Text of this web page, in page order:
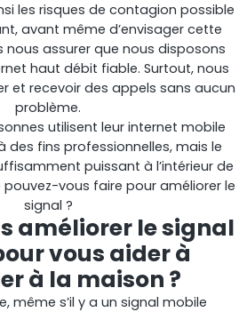
OS6
à opérateur unique
StellaPlanner
les risques de contagion possible
avant même d’envisager cette
nous assurer que nous disposons
haut débit fiable. Surtout, nous
et recevoir des appels sans aucun
problème.
utilisent leur internet mobile
des fins professionnelles, mais le
puissant à l’intérieur de
vous faire pour améliorer le
signal ?
améliorer le signal
vous aider à
à la maison ?
même s’il y a un signal mobile